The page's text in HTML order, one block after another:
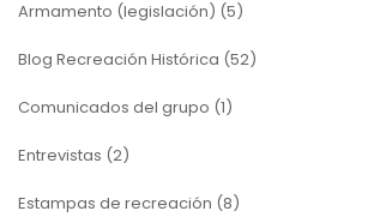
Armamento (legislación) (5)
Blog Recreación Histórica (52)
Comunicados del grupo (1)
Entrevistas (2)
Estampas de recreación (8)